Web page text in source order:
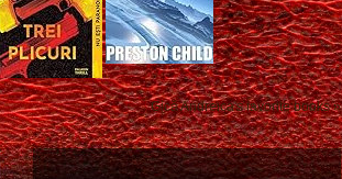
Gică Andreica's favorite books »